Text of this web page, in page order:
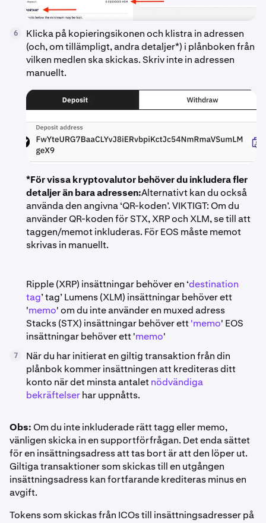
6
Klicka på kopieringsikonen och klistra in adressen
(och, om tillämpligt, andra detaljer*) i plånboken från
vilken medlen ska skickas. Skriv inte in adressen
manuellt.
*För vissa kryptovalutor behöver du inkludera fler
detaljer än bara adressen:Alternativt kan du också
använda den angivna ‘QR-koden’. VIKTIGT: Om du
använder QR-koden för STX, XRP och XLM, se till att
taggen/memot inkluderas. För EOS måste memot
skrivas in manuellt.
Ripple (XRP) insättningar behöver en ‘destination
tag’ tag’ Lumens (XLM) insättningar behöver ett
'memo' om du inte använder en muxed adress
Stacks (STX) insättningar behöver ett'memo' EOS
insättningar behöver ett 'memo'
7
När du har initierat en giltig transaktion från din
plånbok kommer insättningen att krediteras ditt
konto när det minsta antaletnödvändiga
bekräftelserhar uppnåtts.
Obs:Om du inte inkluderade rätt tagg eller memo,
vänligen skicka in en supportförfrågan. Det enda sättet
för en insättningsadress att tas bort är att den löper ut.
Giltiga transaktioner som skickas till en utgången
insättningsadress kan fortfarande krediteras minus en
avgift.
Tokens som skickas från ICOs till insättningsadresser på